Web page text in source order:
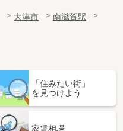
大津市
南滋賀駅
「住みたい街」
を見つけよう
家賃相場